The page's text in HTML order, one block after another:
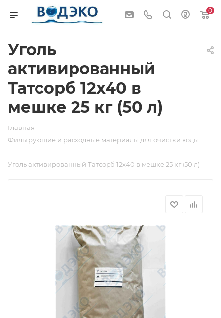
0
Уголь
активированный
Татсорб 12х40 в
мешке 25 кг (50 л)
Главная —
Фильтрующие и расходные материалы для очистки воды
—
Уголь активированный Татсорб 12х40 в мешке 25 кг (50 л)